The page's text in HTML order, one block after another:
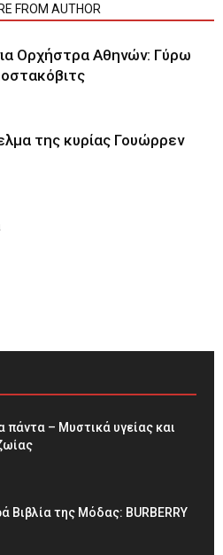
FROM AUTHOR
Ορχήστρα Αθηνών: Γύρω
της κυρίας Γουώρρεν
πάντα – Μυστικά υγείας και
Βιβλία της Μόδας: BURBERRY